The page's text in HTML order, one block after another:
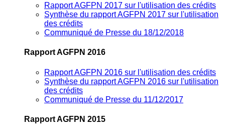
Rapport AGFPN 2017 sur l'utilisation des crédits
Synthèse du rapport AGFPN 2017 sur l'utilisation
des crédits
Communiqué de Presse du 18/12/2018
Rapport AGFPN 2016
Rapport AGFPN 2016 sur l'utilisation des crédits
Synthèse du rapport AGFPN 2016 sur l'utilisation
des crédits
Communiqué de Presse du 11/12/2017
Rapport AGFPN 2015